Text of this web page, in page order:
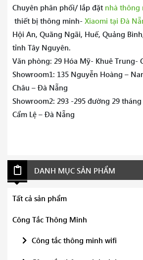
Chuyên phân phối/ lắp đặt nhà thông
thiết bị thông minh- Xiaomi tại Đà
Hội An, Quãng Ngãi, Huế, Quảng
tỉnh Tây Nguyên.
Văn phòng: 29 Hóa Mỹ- Khuê Trung-
Showroom1: 135 Nguyễn Hoàng –
Châu – Đà Nẵng
Showroom2: 293 -295 đường 29
Cẩm Lệ – Đà Nẵng
DANH MỤC SẢN PHẨM
Tất cả sản phẩm
Công Tắc Thông Minh
Công tắc thông minh wifi